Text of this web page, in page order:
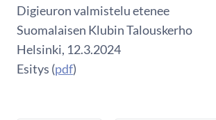
Digieuron valmistelu etenee
Suomalaisen Klubin Talouskerho
Helsinki, 12.3.2024
Esitys (pdf)